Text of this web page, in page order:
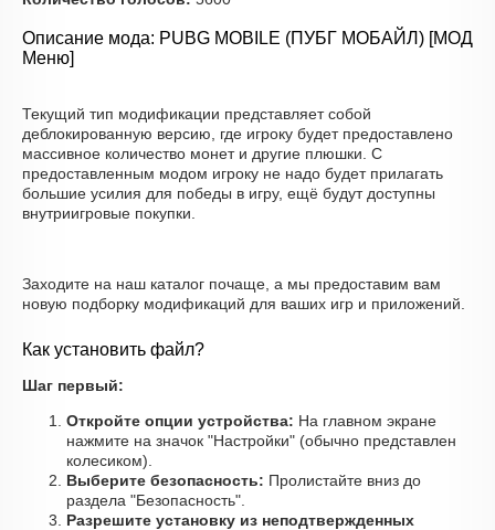
Описание мода: PUBG MOBILE (ПУБГ МОБАЙЛ) [МОД
Меню]
Текущий тип модификации представляет собой
деблокированную версию, где игроку будет предоставлено
массивное количество монет и другие плюшки. С
предоставленным модом игроку не надо будет прилагать
большие усилия для победы в игру, ещё будут доступны
внутриигровые покупки.
Заходите на наш каталог почаще, а мы предоставим вам
новую подборку модификаций для ваших игр и приложений.
Как установить файл?
Шаг первый:
Откройте опции устройства: На главном экране
нажмите на значок "Настройки" (обычно представлен
колесиком).
Выберите безопасность: Пролистайте вниз до
раздела "Безопасность".
Разрешите установку из неподтвержденных